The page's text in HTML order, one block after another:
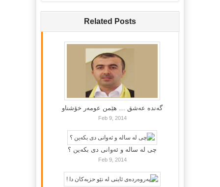
Related Posts
گه‌نده‌ عه‌شق … هێمن عومه‌ر خۆشناو
Feb 9, 2014
چی لە سالە و ئەوانی دی بكەین ؟
Feb 9, 2014